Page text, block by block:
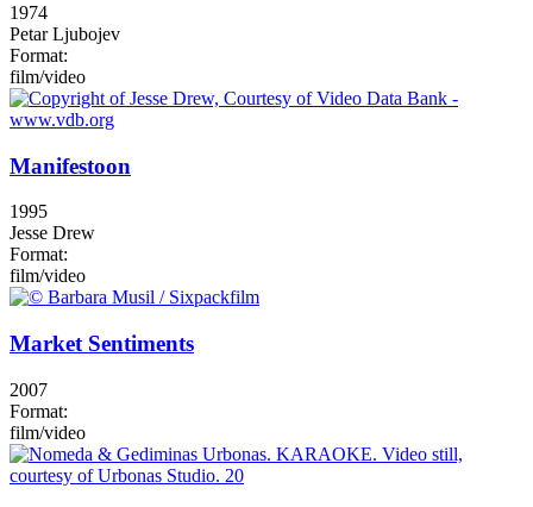
1974
Petar Ljubojev
Format:
film/video
Manifestoon
1995
Jesse Drew
Format:
film/video
Market Sentiments
2007
Format:
film/video